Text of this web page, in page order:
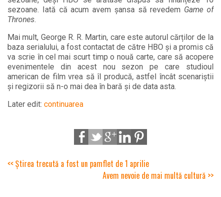
sezoane. Iată că acum avem șansa să revedem Game of
Thrones.
Mai mult, George R. R. Martin, care este autorul cărților de la
baza serialului, a fost contactat de către HBO și a promis că
va scrie în cel mai scurt timp o nouă carte, care să acopere
evenimentele din acest nou sezon pe care studioul
american de film vrea să îl producă, astfel încât scenariștii
și regizorii să n-o mai dea în bară și de data asta.
Later edit: continuarea
<< Știrea trecută a fost un pamflet de 1 aprilie
Avem nevoie de mai multă cultură >>